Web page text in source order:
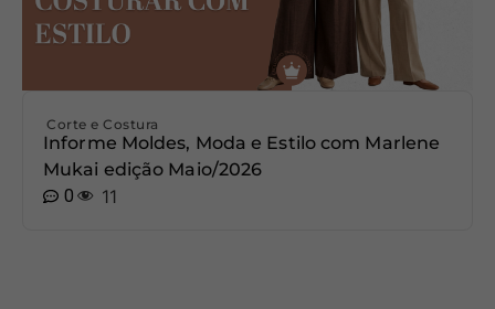
Corte e Costura
Informe Moldes, Moda e Estilo com Marlene
Mukai edição Maio/2026
0
11